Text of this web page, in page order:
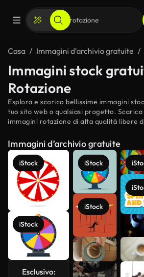
Casa Immagini d’archivio gratuite
Immagini stock
Rotazione
Esplora e scarica bellissime immagini
tuo sito web o qualsiasi progetto.
immagini rotazione di alta qualità libere
Immagini d’archivio gratuite
iStock
iStock
Esclusivo:
iStock
iStock